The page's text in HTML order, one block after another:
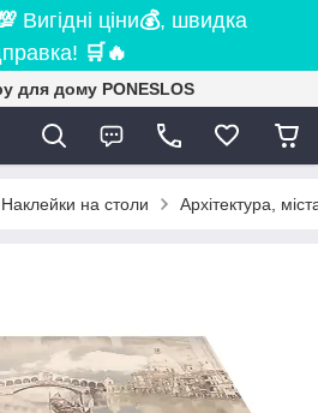
Вигідні ціни💰, швидка
🛒 🔥
для дому PONESLOS
Наклейки на столи Архітектура,